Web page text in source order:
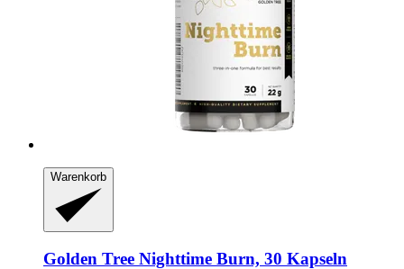
Warenkorb
Golden Tree Nighttime Burn, 30 Kapseln